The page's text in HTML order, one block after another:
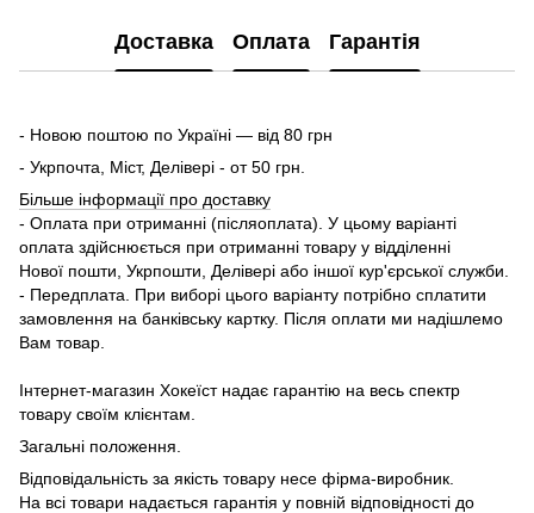
Доставка Оплата Гарантія
- Новою поштою по Україні — від 80 грн
- Укрпочта, Міст, Делівері - от 50 грн.
Більше інформації про доставку
- Оплата при отриманні (післяоплата). У цьому варіанті
оплата здійснюється при отриманні товару у відділенні
Нової пошти, Укрпошти, Делівері або іншої кур'єрської служби.
- Передплата. При виборі цього варіанту потрібно сплатити
замовлення на банківську картку. Після оплати ми надішлемо
Вам товар.
Інтернет-магазин Хокеїст надає гарантію на весь спектр
товару своїм клієнтам.
Загальні положення.
Відповідальність за якість товару несе фірма-виробник.
На всі товари надається гарантія у повній відповідності до